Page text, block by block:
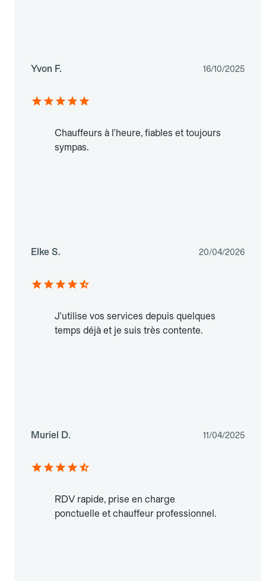
Yvon F. 16/10/2025
Chauffeurs à l'heure, fiables et toujours
sympas.
Elke S. 20/04/2026
J'utilise vos services depuis quelques
temps déjà et je suis très contente.
Muriel D. 11/04/2025
RDV rapide, prise en charge
ponctuelle et chauffeur professionnel.